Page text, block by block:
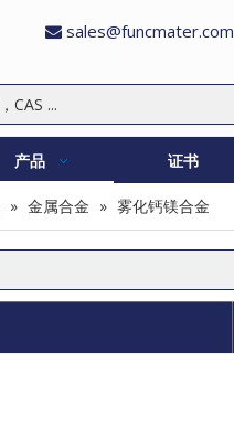
 sales@funcmater.com
产品 证书
» 金属合金 » 雾化钙镁合金